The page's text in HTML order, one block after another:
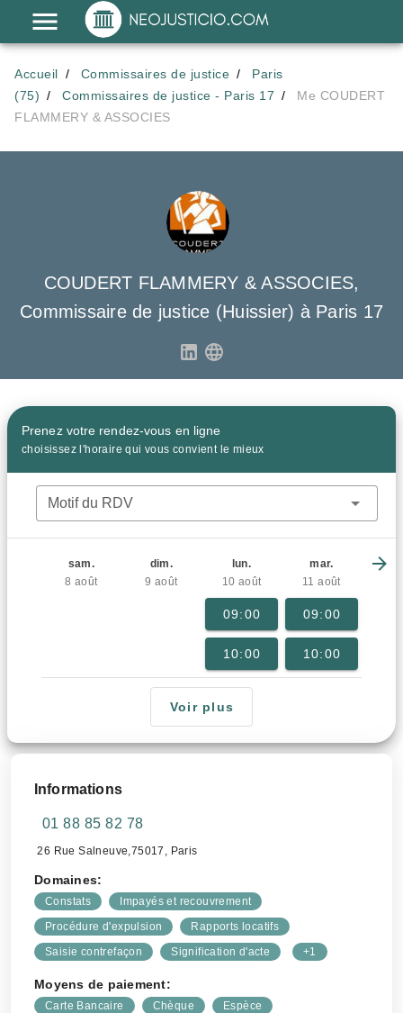
Accueil Commissaires de justice
Paris
(75)
Commissaires de justice - Paris 17
Me COUDERT
FLAMMERY & ASSOCIES
COUDERT FLAMMERY & ASSOCIES,
Commissaire de justice (Huissier) à Paris 17
Prenez votre rendez-vous en ligne
choisissez l'horaire qui vous convient le mieux
Motif du RDV
sam.
8 août
dim.
9 août
lun.
10 août
09:00
10:00
mar.
11 août
09:00
10:00
Voir plus
Informations
01 88 85 82 78
26 Rue Salneuve,75017, Paris
Domaines:
Constats
Impayés et recouvrement
Procédure d'expulsion
Rapports locatifs
Saisie contrefaçon
Signification d'acte +1
Moyens de paiement:
Carte Bancaire Chèque
Espèce